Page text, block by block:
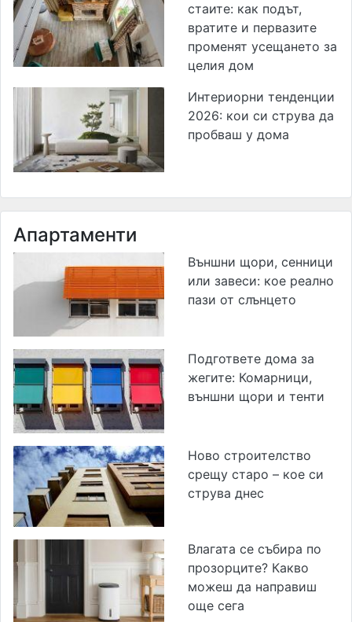
стаите: как подът,
вратите и первазите
променят усещането за
целия дом
Интериорни тенденции
2026: кои си струва да
пробваш у дома
Апартаменти
Външни щори, сенници
или завеси: кое реално
пази от слънцето
Подгответе дома за
жегите: Комарници,
външни щори и тенти
Ново строителство
срещу старо – кое си
струва днес
Влагата се събира по
прозорците? Какво
можеш да направиш
още сега